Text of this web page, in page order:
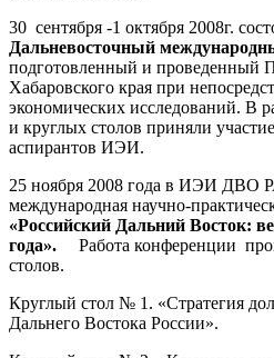
30 сентября -1 октября 2008г.
Дальневосточный
подготовленный и проведенный
Хабаровского края при
экономических исследований. В
и круглых столов приняли
аспирантов ИЭИ.
25 ноября 2008 года в ИЭИ ДВО
международная научно-
«Российский Дальний Восток:
года». Работа конференции
столов.
Круглый стол № 1. «Стратегия
Дальнего Востока России».